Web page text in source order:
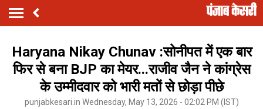
Haryana Nikay Chunav :सोनीपत में एक बार
फिर से बना BJP का मेयर...राजीव जैन ने कांग्रेस
के उम्मीदवार को भारी मतों से छोड़ा पीछे
punjabkesari.in Wednesday, May 13, 2026 - 02:02 PM (IST)